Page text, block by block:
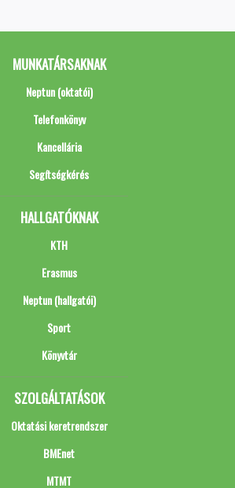
MUNKATÁRSAKNAK
Neptun (oktatói)
Telefonkönyv
Kancellária
Segítségkérés
HALLGATÓKNAK
KTH
Erasmus
Neptun (hallgatói)
Sport
Könyvtár
SZOLGÁLTATÁSOK
Oktatási keretrendszer
BMEnet
MTMT